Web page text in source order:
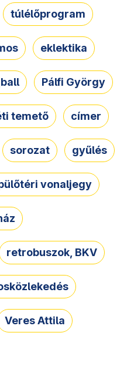
túlélőprogram
eklektika
Pálfi György
temető címer
sorozat gyűlés
vonaljegy
retrobuszok, BKV
Veres Attila